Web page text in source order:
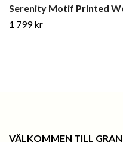
Serenity Motif Printed
1 799 kr
VÄLKOMMEN TILL